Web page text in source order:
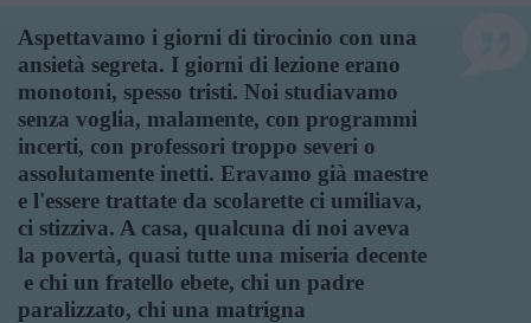
Aspettavamo i giorni di tirocinio con una
ansietà segreta. I giorni di lezione erano
monotoni, spesso tristi. Noi studiavamo
senza voglia, malamente, con programmi
incerti, con professori troppo severi o
assolutamente inetti. Eravamo già maestre
e l'essere trattate da scolarette ci umiliava,
ci stizziva. A casa, qualcuna di noi aveva
la povertà, quasi tutte una miseria decente
 e chi un fratello ebete, chi un padre
paralizzato, chi una matrigna